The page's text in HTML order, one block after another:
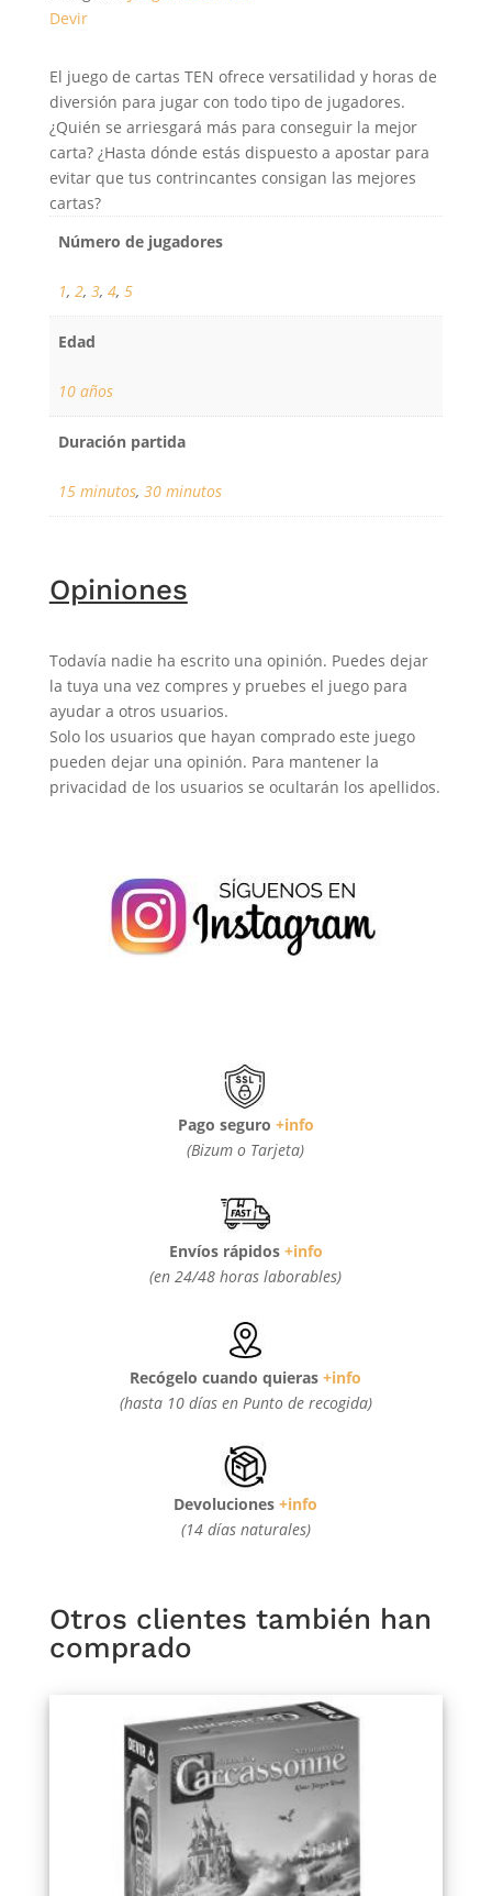
Devir
El juego de cartas TEN ofrece versatilidad y horas de
diversión para jugar con todo tipo de jugadores.
¿Quién se arriesgará más para conseguir la mejor
carta? ¿Hasta dónde estás dispuesto a apostar para
evitar que tus contrincantes consigan las mejores
cartas?
Número de jugadores
1, 2, 3, 4, 5
Edad
10 años
Duración partida
15 minutos, 30 minutos
Opiniones
Todavía nadie ha escrito una opinión. Puedes dejar
la tuya una vez compres y pruebes el juego para
ayudar a otros usuarios.
Solo los usuarios que hayan comprado este juego
pueden dejar una opinión. Para mantener la
privacidad de los usuarios se ocultarán los apellidos.
Pago seguro +info
(Bizum o Tarjeta)
Envíos rápidos +info
(en 24/48 horas laborables)
Recógelo cuando quieras+info
(hasta 10 días en Punto de recogida)
Devoluciones+info
(14 días naturales)
Otros clientes también han
comprado